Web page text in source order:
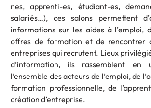
nes, apprenti-es, étudiant-es,
salariés…), ces salons permettent
informations sur les aides à l’emploi,
offres de formation et de rencontrer
entreprises qui recrutent. Lieux
d’information, ils rassemblent en
l’ensemble des acteurs de l’emploi, de
formation professionnelle, de
création d’entreprise.